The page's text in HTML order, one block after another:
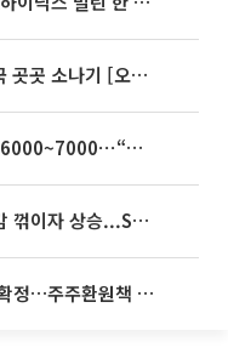
35도 안팎 무더위 이어져…전국 곳곳 소나기 [오늘 날씨]
[주간증시전망] 다음주 코스피 6000~7000⋯“外人 수급은 정책이 변수”
뉴욕증시, 연준 금리인상 기대감 꺾이자 상승...S&P500 사상 최고치 [종합]
SK하이닉스, 분기배당 375원 확정…주주환원책 9월로 앞당겨 발표